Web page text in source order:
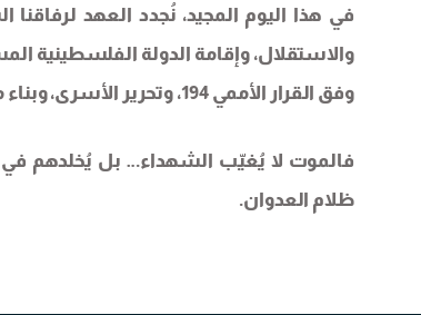
في هذا اليوم المجيد، نُجدد العهد
والاستقلال، وإقامة الدولة الفلسطينية
وفق القرار الأممي 194، وتحرير الأسرى، وبناء مجتمع وطني ديمقراطي حر.
فالموت لا يُغيّب الشهداء… بل يُخلدهم في
ظلام العدوان.